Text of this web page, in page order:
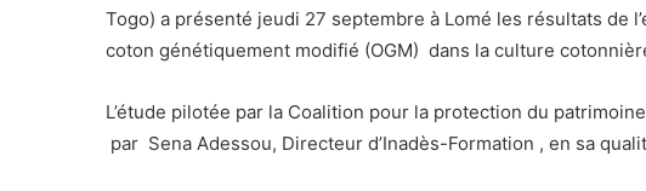
Togo) a présenté jeudi 27 septembre à Lomé les résultats de
coton génétiquement modifié (OGM) dans la culture
L’étude pilotée par la Coalition pour la protection du
par Sena Adessou, Directeur d’Inadès-Formation , en sa